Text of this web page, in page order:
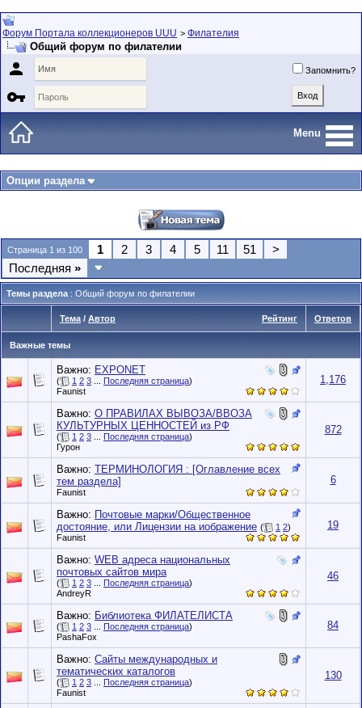
Форум Портала коллекционеров UUU > Филателия
Общий форум по филателии
 Запомнить?

Menu
Опции раздела
Страница 1 из 100 1 2 3 4 5 11 51
>
Последняя »
Темы раздела : Общий форум по филателии
Рейтинг
Тема / Автор Ответов
Важные темы
Важно: EXPONET
( 1 2 3 Последняя страница)
Faunist
1,176
Важно: О ПРАВИЛАХ ВЫВОЗА/ВВОЗА
КУЛЬТУРНЫХ ЦЕННОСТЕЙ из РФ
( 1 2 3 Последняя страница)
Гурон
872
Важно: ТЕРМИНОЛОГИЯ : [Оглавление всех
тем раздела]
Faunist
6
Важно: Почтовые марки/Общественное
достояние, или Лицензии на иображение ( 1 2)
Faunist
19
Важно: WEB адреса национальных
почтовых сайтов мира
( 1 2 3 Последняя страница)
AndreyR
46
Важно: Библиотека ФИЛАТЕЛИСТА
( 1 2 3 Последняя страница)
PashaFox
84
Важно: Сайты международных и
тематических каталогов
( 1 2 3 Последняя страница)
Faunist
130